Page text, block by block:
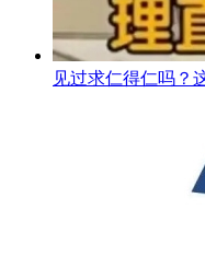
见过求仁得仁吗？